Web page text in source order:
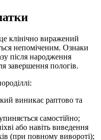
клінічно виражений
непоміченим. Ознаки
після народження
завершення пологів.
виникає раптово та
самостійно;
або навіть виведення
(при повному вивороті);